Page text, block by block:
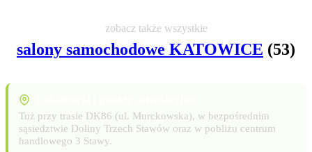
zobacz także wszystkie
salony samochodowe KATOWICE (53)
Tuż przy trasie DK86 (ul. Murckowska), w bezpośrednim
sąsiedztwie Doliny Trzech Stawów oraz w pobliżu centrum
handlowego 3 Stawy.